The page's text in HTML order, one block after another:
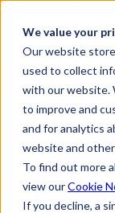
We value your
Our website
used to collect
with our website.
to improve and
and for analytics
website and
To find out more
view ourCookie
If you decline, a
Les nå